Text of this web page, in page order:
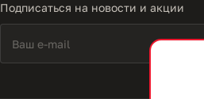
Подписаться на новости и акции